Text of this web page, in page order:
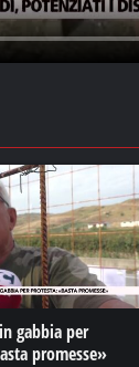
gabbia per
promesse»